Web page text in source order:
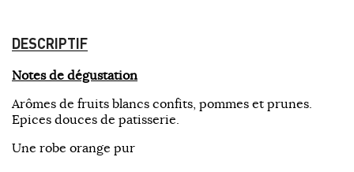
DESCRIPTIF
Notes de dégustation
Arômes de fruits blancs confits, pommes et prunes.
Epices douces de patisserie.
Une robe orange pur